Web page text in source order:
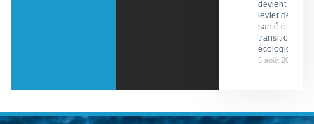
devient un
levier de
santé et de
transition
écologique
5 août 2026